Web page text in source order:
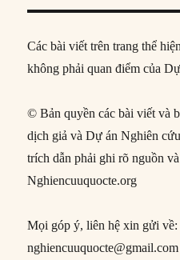
Các bài viết trên trang thể
không phải quan điểm của
© Bản quyền các bài viết và
dịch giả và Dự án Nghiên
trích dẫn phải ghi rõ nguồn
Nghiencuuquocte.org
Mọi góp ý, liên hệ xin gửi
nghiencuuquocte@gmail.com